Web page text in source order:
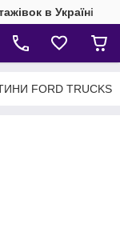
в Україні
FORD TRUCKS